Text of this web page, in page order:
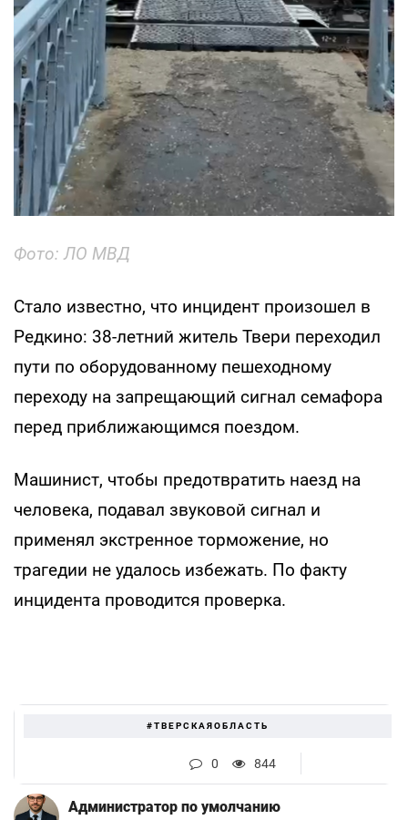
Фото: ЛО МВД
Стало известно, что инцидент произошел в
Редкино: 38-летний житель Твери переходил
пути по оборудованному пешеходному
переходу на запрещающий сигнал семафора
перед приближающимся поездом.
Машинист, чтобы предотвратить наезд на
человека, подавал звуковой сигнал и
применял экстренное торможение, но
трагедии не удалось избежать. По факту
инцидента проводится проверка.
#ТВЕРСКАЯОБЛАСТЬ
0 844
Администратор по умолчанию